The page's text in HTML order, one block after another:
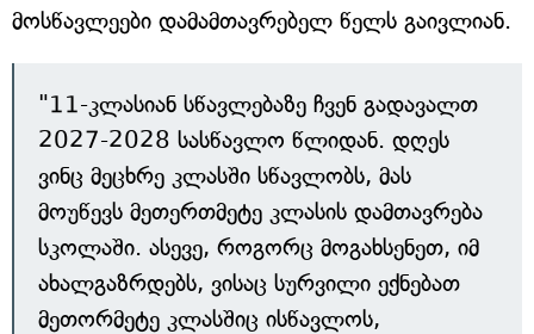
მოსწავლეები დამამთავრებელ წელს გაივლიან.
"11-კლასიან სწავლებაზე ჩვენ გადავალთ
2027-2028 სასწავლო წლიდან. დღეს
ვინც მეცხრე კლასში სწავლობს, მას
მოუწევს მეთერთმეტე კლასის დამთავრება
სკოლაში. ასევე, როგორც მოგახსენეთ, იმ
ახალგაზრდებს, ვისაც სურვილი ექნებათ
მეთორმეტე კლასშიც ისწავლოს,